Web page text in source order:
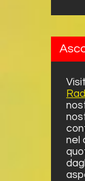
nel